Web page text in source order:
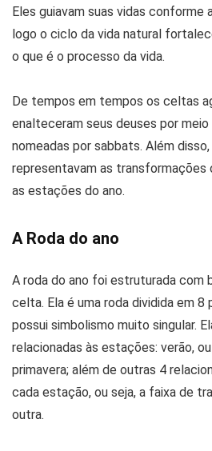
Eles guiavam suas vidas conforme
logo o ciclo da vida natural
o que é o processo da vida.
De tempos em tempos os celtas
enalteceram seus deuses por
nomeadas por sabbats. Além
representavam as transformações
as estações do ano.
A Roda do ano
A roda do ano foi estruturada com
celta. Ela é uma roda dividida em 8
possui simbolismo muito singular.
relacionadas às estações: verão,
primavera; além de outras 4
cada estação, ou seja, a faixa de
outra.